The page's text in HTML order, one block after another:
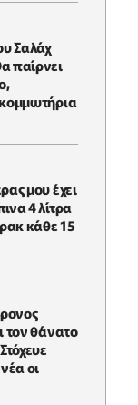
Σαλάχ
παίρνει
μου έχει
4 λίτρα
κάθε 15
τον θάνατο
οι